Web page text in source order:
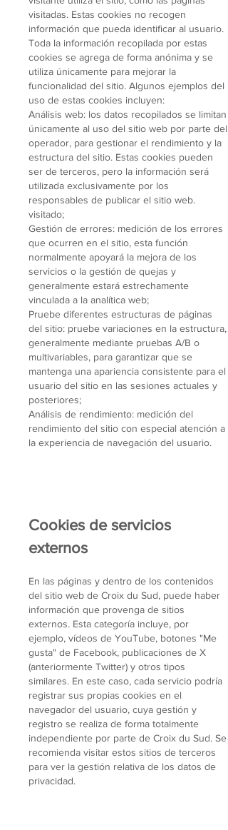
visitadas. Estas cookies no recogen
información que pueda identificar al usuario.
Toda la información recopilada por estas
cookies se agrega de forma anónima y se
utiliza únicamente para mejorar la
funcionalidad del sitio. Algunos ejemplos del
uso de estas cookies incluyen:
Análisis web: los datos recopilados se limitan
únicamente al uso del sitio web por parte del
operador, para gestionar el rendimiento y la
estructura del sitio. Estas cookies pueden
ser de terceros, pero la información será
utilizada exclusivamente por los
responsables de publicar el sitio web.
visitado;
Gestión de errores: medición de los errores
que ocurren en el sitio, esta función
normalmente apoyará la mejora de los
servicios o la gestión de quejas y
generalmente estará estrechamente
vinculada a la analítica web;
Pruebe diferentes estructuras de páginas
del sitio: pruebe variaciones en la estructura,
generalmente mediante pruebas A/B o
multivariables, para garantizar que se
mantenga una apariencia consistente para el
usuario del sitio en las sesiones actuales y
posteriores;
Análisis de rendimiento: medición del
rendimiento del sitio con especial atención a
la experiencia de navegación del usuario.
Cookies de servicios
externos
En las páginas y dentro de los contenidos
del sitio web de Croix du Sud, puede haber
información que provenga de sitios
externos. Esta categoría incluye, por
ejemplo, vídeos de YouTube, botones "Me
gusta" de Facebook, publicaciones de X
(anteriormente Twitter) y otros tipos
similares. En este caso, cada servicio podría
registrar sus propias cookies en el
navegador del usuario, cuya gestión y
registro se realiza de forma totalmente
independiente por parte de Croix du Sud. Se
recomienda visitar estos sitios de terceros
para ver la gestión relativa de los datos de
privacidad.